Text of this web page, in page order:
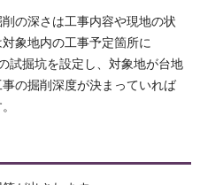
の深さは工事内容や現地の状
象地内の工事予定箇所に
試掘坑を設定し、対象地が台地
の掘削深度が決まっていれば